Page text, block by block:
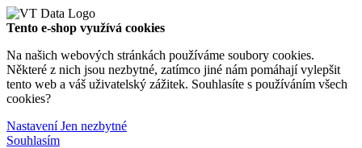
Tento e-shop využívá cookies
Na našich webových stránkách používáme soubory cookies.
Některé z nich jsou nezbytné, zatímco jiné nám pomáhají vylepšit
tento web a váš uživatelský zážitek. Souhlasíte s používáním všech
cookies?
NastaveníJen nezbytné
Souhlasím